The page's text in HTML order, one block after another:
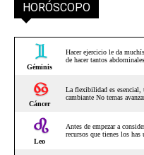
HORÓSCOPO